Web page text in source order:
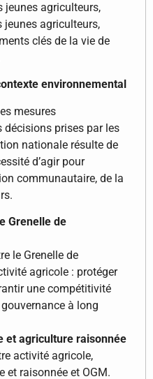
jeunes agriculteurs,
agriculteurs,
clés de la vie de
environnemental
mesures
décisions prises par les
nationale résulte de
d’agir pour
communautaire, de la
Grenelle de
le Grenelle de
agricole : protéger
une compétitivité
à long
et agriculture raisonnée
activité agricole,
et raisonnée et OGM.